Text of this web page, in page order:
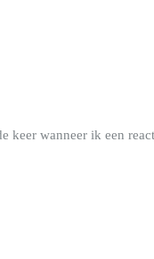
keer wanneer ik een